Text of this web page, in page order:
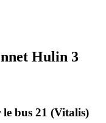
Hulin 3
bus 21 (Vitalis)